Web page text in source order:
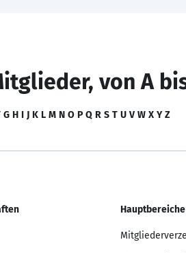
von A
G H I J K L M N O P Q R S T U V W X Y Z
Hauptbereiche